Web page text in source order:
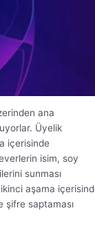
ana
Üyelik
içerisinde
isim, soy
sunması
ikinci aşama
şifre saptaması